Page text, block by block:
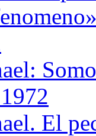
El